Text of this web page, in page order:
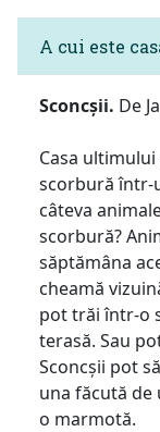
A cui este
Sconcșii. De
Casa
scorbură într-
câteva
scorbură?
săptămâna
cheamă
pot trăi într-o
terasă. Sau
Sconcșii pot
una făcută de
o marmotă.